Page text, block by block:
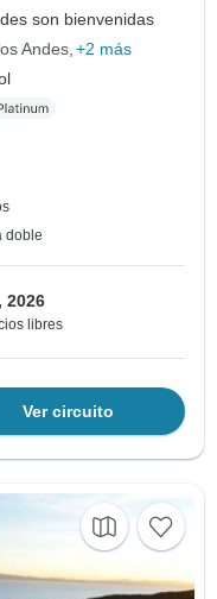
son bienvenidas
Andes +2 más
doble
2026
libres
Ver circuito